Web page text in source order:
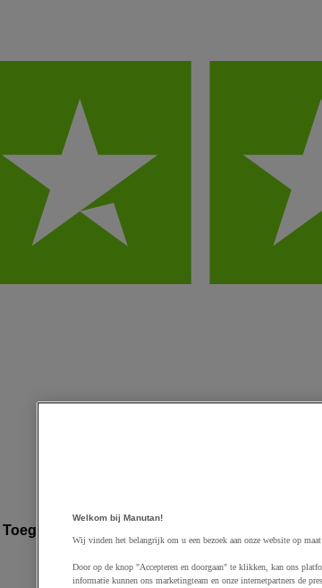
Toegevoegd aan winkelwagen
Welkom bij Manutan!
Wij vinden het belangrijk om u een bezoek aan onze website op
Door op de knop "Accepteren en doorgaan" te klikken, kan ons
informatie kunnen ons marketingteam en onze internetpartners de